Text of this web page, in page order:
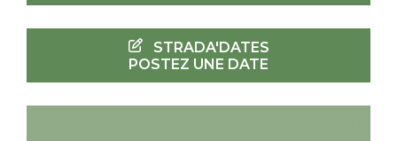
STRADA'DATES
POSTEZ UNE DATE